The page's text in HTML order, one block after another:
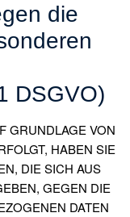
die
DSGVO)
GRUNDLAGE VON
HABEN SIE
DIE SICH AUS
GEGEN DIE
DATEN